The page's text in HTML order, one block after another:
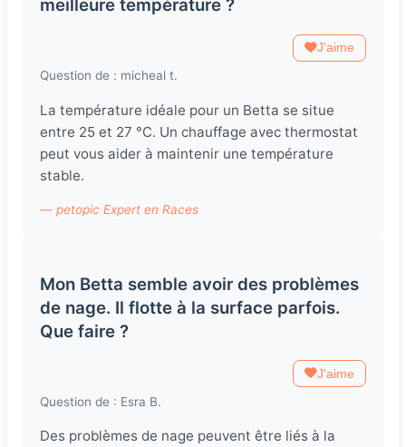
meilleure température ?
J'aime
Question de : micheal t.
La température idéale pour un Betta se situe
entre 25 et 27 °C. Un chauffage avec thermostat
peut vous aider à maintenir une température
stable.
— petopic Expert en Races
Mon Betta semble avoir des problèmes
de nage. Il flotte à la surface parfois.
Que faire ?
J'aime
Question de : Esra B.
Des problèmes de nage peuvent être liés à la